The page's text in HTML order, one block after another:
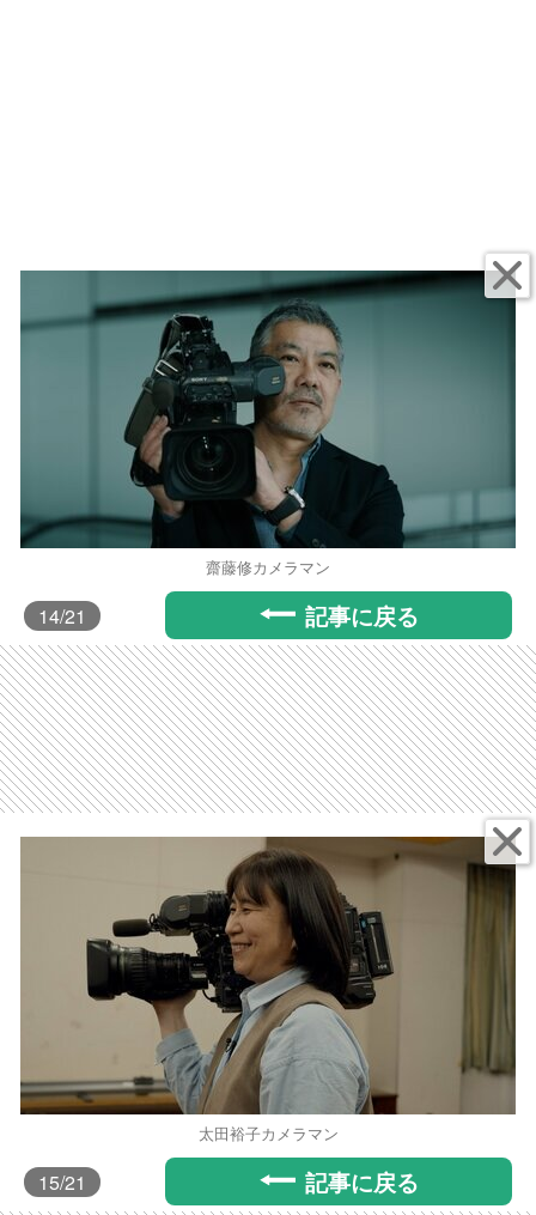
齋藤修カメラマン
14/21 記事に戻る
太田裕子カメラマン
15/21 記事に戻る